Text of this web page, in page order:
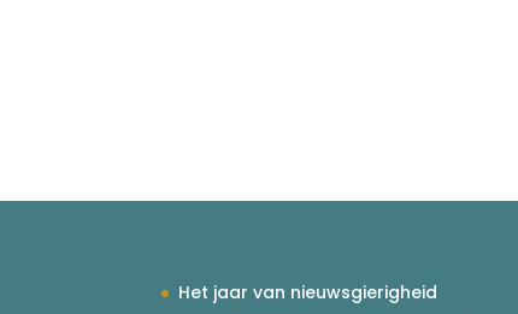
Het jaar van nieuwsgierigheid